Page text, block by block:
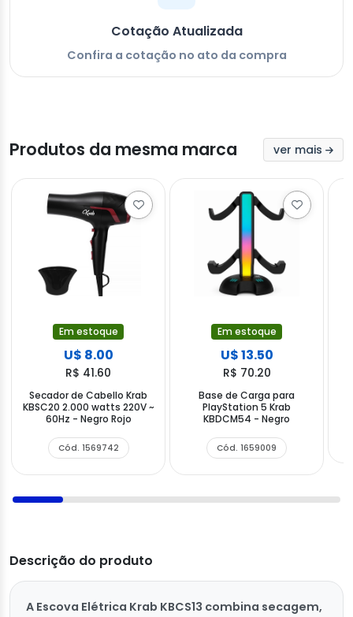
Cotação Atualizada
Confira a cotação no ato da compra
Produtos da mesma marca ver mais
Em estoque
U$ 8.00
R$ 41.60
Secador de Cabello Krab
KBSC20 2.000 watts 220V ~
60Hz - Negro Rojo
Cód. 1569742
Em estoque
U$ 13.50
R$ 70.20
Base de Carga para
PlayStation 5 Krab
KBDCM54 - Negro
Cód. 1659009
Descrição do produto
A Escova Elétrica Krab KBCS13 combina secagem,